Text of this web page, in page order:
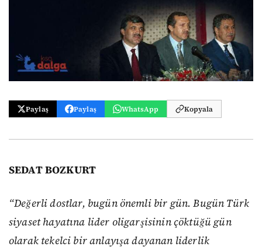
Paylaş Paylaş WhatsApp Kopyala
SEDAT BOZKURT
“Değerli dostlar, bugün önemli bir gün. Bugün Türk
siyaset hayatına lider oligarşisinin çöktüğü gün
olarak tekelci bir anlayışa dayanan liderlik